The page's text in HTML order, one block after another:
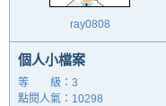
ray0808
個人小檔案
等 級：3
點閱人氣：10298